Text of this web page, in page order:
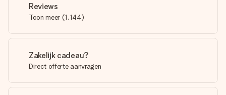
Reviews
Toon meer (1,144)
Zakelijk cadeau?
Direct offerte aanvragen